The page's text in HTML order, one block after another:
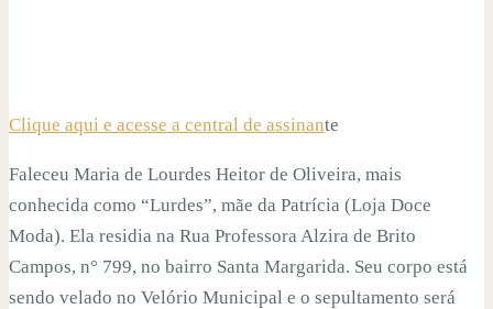
Clique aqui e acesse a central de assinante
Faleceu Maria de Lourdes Heitor de Oliveira, mais
conhecida como “Lurdes”, mãe da Patrícia (Loja Doce
Moda). Ela residia na Rua Professora Alzira de Brito
Campos, n° 799, no bairro Santa Margarida. Seu corpo está
sendo velado no Velório Municipal e o sepultamento será